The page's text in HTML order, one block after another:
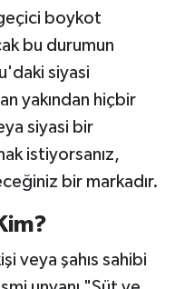
boykot
bu durumun
siyasi
yakından hiçbir
siyasi bir
istiyorsanız,
bir markadır.
veya şahıs sahibi